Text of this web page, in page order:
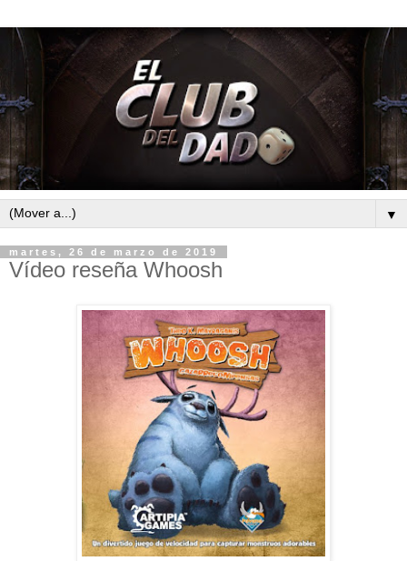
▼
martes, 26 de marzo de 2019
Vídeo reseña Whoosh